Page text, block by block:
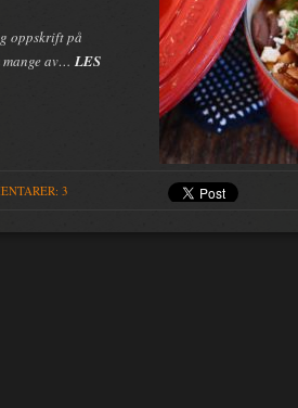
oppskrift på
mange av… LES
3